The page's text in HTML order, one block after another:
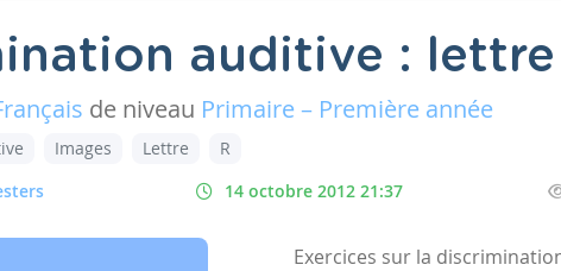
auditive :
de niveau Primaire – Première année
Images Lettre
R
14 octobre 2012 21:37
Exercices sur la